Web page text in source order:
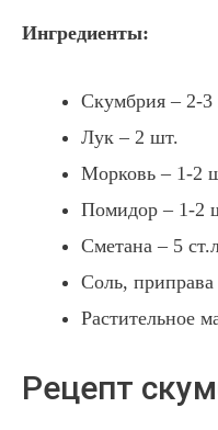
Ингредиенты:
Скумбрия – 2-3
Лук – 2 шт.
Морковь – 1-2
Помидор – 1-2
Сметана – 5
Соль, приправа
Растительное
Рецепт